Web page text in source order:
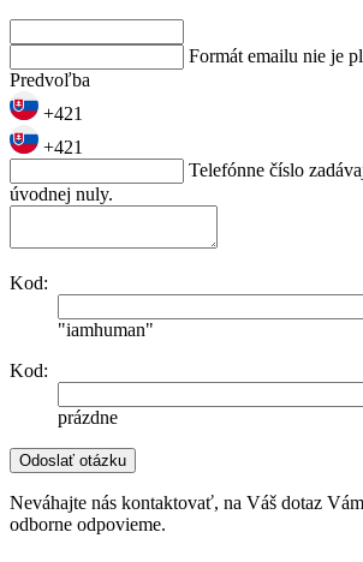
Formát emailu nie je
Predvoľba
+421
+421
Telefónne číslo
úvodnej nuly.
Kod:
"iamhuman"
Kod:
prázdne
Neváhajte nás kontaktovať, na Váš dotaz
odborne odpovieme.